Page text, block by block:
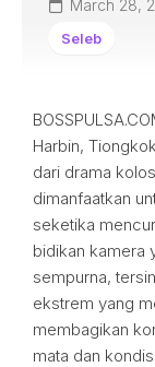
March 28,
Seleb
Harbin,
dari drama
dimanfaatkan
seketika
bidikan kamera
sempurna,
ekstrem yang
membagikan
mata dan